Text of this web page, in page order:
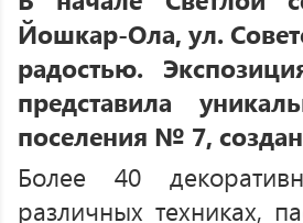
Йошкар-Ола, ул.
радостью.
представила
поселения № 7,
Более 40
различных техниках,